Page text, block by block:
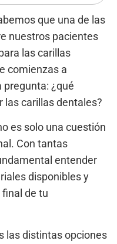
que una de las
nuestros pacientes
las carillas
comienzas a
pregunta: ¿qué
las carillas dentales?
es solo una cuestión
Con tantas
entender
disponibles y
de tu
las distintas opciones